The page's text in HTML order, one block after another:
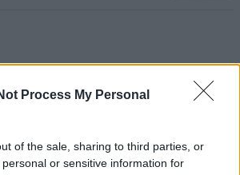
Process My Personal
of the sale, sharing to third parties, or
or sensitive information for